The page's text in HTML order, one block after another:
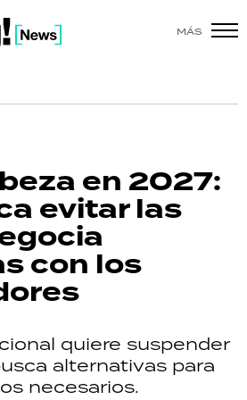
MÁS
en 2027:
evitar las
con los
quiere suspender
alternativas para
necesarios.